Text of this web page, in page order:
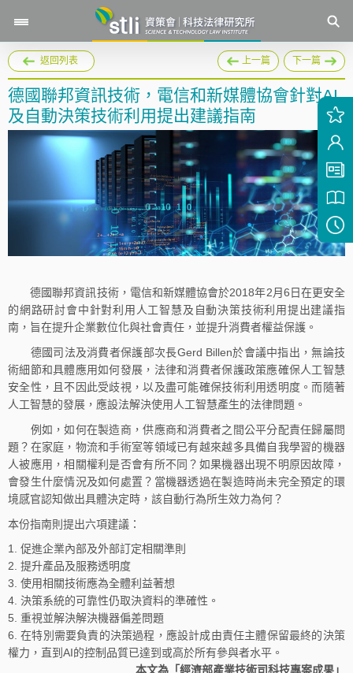
返回列表 上一篇 下一篇
德國聯邦資訊技術，電信和新媒體協會針對AI
及自動決策技術利用提出建議指南
德國聯邦資訊技術，電信和新媒體協會於2018年2月6日在更安全
的網路研討會中針對利用人工智慧及自動決策技術利用提出建議指
南，旨在提升企業數位化與社會責任，並提升消費者權益保護。
德國司法及消費者保護部次長Gerd Billen於會議中指出，無論技
術細節和具體應用如何發展，法律和消費者保護政策應確保人工智慧
安全性，且不因此受歧視，以及盡可能確保技術利用透明度。而隨著
人工智慧的發展，應設法解決使用人工智慧產生的法律問題。
例如，如何在製造商，供應商和消費者之間公平分配責任歸屬問
題？在家庭，物流和手術室等領域已有越來越多具備自我學習的機器
人被應用，相關權利是否會有所不同？如果機器出現不明原因故障，
會發生什麼情況及如何處置？當機器透過在製造時尚未完全預定的環
境感官認知做出具體決定時，該自動行為所生效力為何？
本份指南則提出六項建議：
促進企業內部及外部訂定相關準則
提升產品及服務透明度
使用相關技術應為全體利益著想
決策系統的可靠性仍取決資料的準確性。
重視並解決解決機器偏差問題
在特別需要負責的決策過程，應設計成由責任主體保留最終的決策
權力，直到AI的控制品質已達到或高於所有參與者水平。
本文為「經濟部產業技術司科技專案成果」